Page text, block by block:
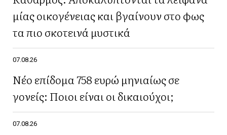
μίας οικογένειας και βγαίνουν στο φως
τα πιο σκοτεινά μυστικά
07.08.26
Νέο επίδομα 758 ευρώ μηνιαίως σε
γονείς: Ποιοι είναι οι δικαιούχοι;
07.08.26